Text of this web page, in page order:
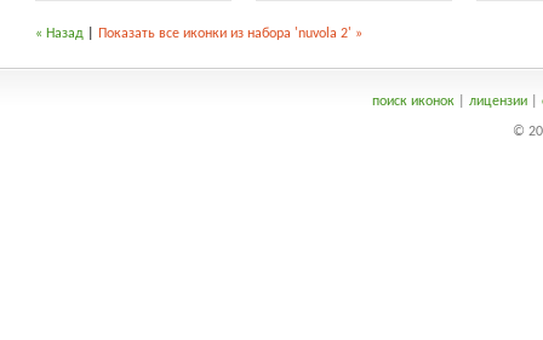
« Назад Показать все иконки из набора 'nuvola 2' »
поиск иконок| лицензии|
©